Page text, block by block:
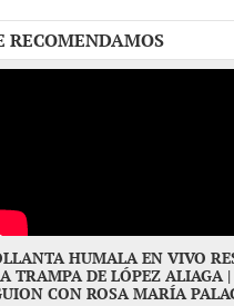
RECOMENDAMOS
HUMALA EN VIVO
TRAMPA DE LÓPEZ ALIAGA
CON ROSA MARÍA